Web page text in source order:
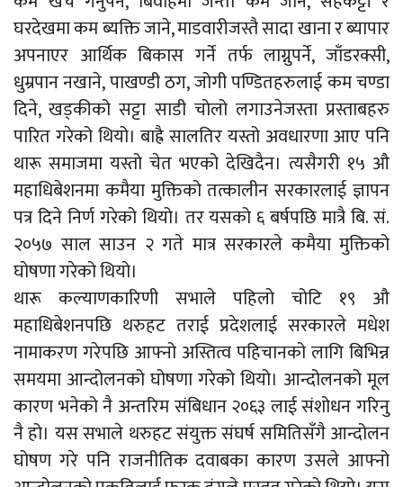
घरदेखमा कम ब्यक्ति जाने, माडवारीजस्तै सादा खाना र ब्यापार
अपनाएर आर्थिक बिकास गर्ने तर्फ लाग्नुपर्ने, जाँडरक्सी,
धुम्रपान नखाने, पाखण्डी ठग, जोगी पण्डितहरुलाई कम चण्डा
दिने, खड्कीको सट्टा साडी चोलो लगाउनेजस्ता प्रस्ताबहरु
पारित गरेको थियो। बाह्रै सालतिर यस्तो अवधारणा आए पनि
थारू समाजमा यस्तो चेत भएको देखिदैन। त्यसैगरी १५ औ
महाधिबेशनमा कमैया मुक्तिको तत्कालीन सरकारलाई ज्ञापन
पत्र दिने निर्ण गरेको थियो। तर यसको ६ बर्षपछि मात्रै बि. सं.
२०५७ साल साउन २ गते मात्र सरकारले कमैया मुक्तिको
घोषणा गरेको थियो।
थारू कल्याणकारिणी सभाले पहिलो चोटि १९ औ
महाधिबेशनपछि थरुहट तराई प्रदेशलाई सरकारले मधेश
नामाकरण गरेपछि आफ्नो अस्तित्व पहिचानको लागि बिभिन्न
समयमा आन्दोलनको घोषणा गरेको थियो। आन्दोलनको मूल
कारण भनेको नै अन्तरिम संबिधान २०६३ लाई संशोधन गरिनु
नै हो। यस सभाले थरुहट संयुक्त संघर्ष समितिसँगै आन्दोलन
घोषण गरे पनि राजनीतिक दवाबका कारण उसले आफ्नो